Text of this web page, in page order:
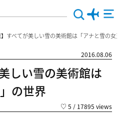
】すべてが美しい雪の美術館は「アナと雪の女
2016.08.06
しい雪の美術館は
の世界
♡ 5 / 17895 views